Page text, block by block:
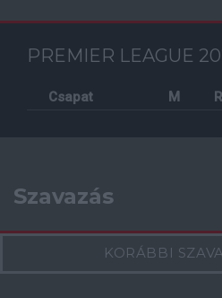
PREMIER LEAGUE
Csapat M
Szavazás
KORÁBBI